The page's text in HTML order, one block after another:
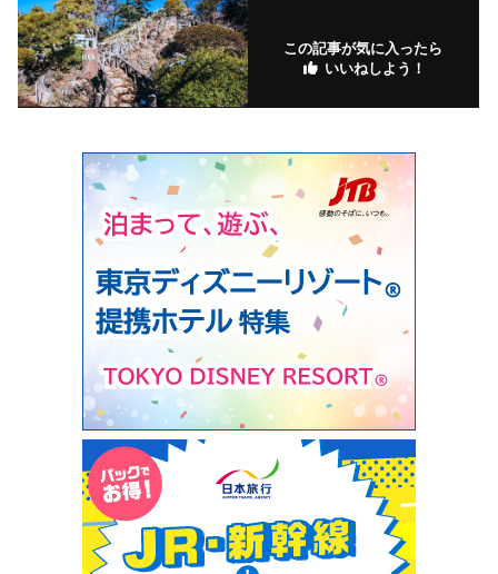
この記事が気に入ったら
いいねしよう！